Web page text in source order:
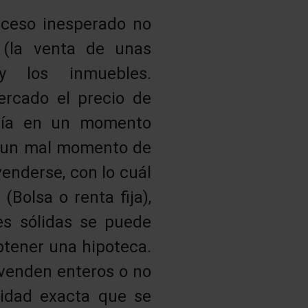
inesperado no
venta de unas
los inmuebles.
el precio de
en un momento
mal momento de
con lo cuál
o renta fija),
sólidas se puede
una hipoteca.
enteros o no
exacta que se